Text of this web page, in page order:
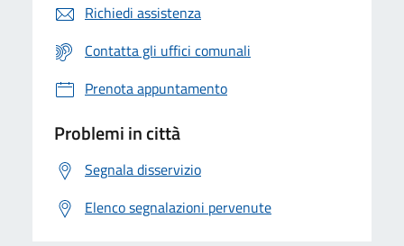
Richiedi assistenza
Contatta gli uffici comunali
Prenota appuntamento
Problemi in città
Segnala disservizio
Elenco segnalazioni pervenute